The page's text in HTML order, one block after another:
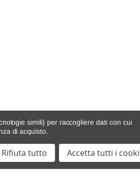
simili) per raccogliere dati con cui
di acquisto.
Rifiuta tutto Accetta tutti i